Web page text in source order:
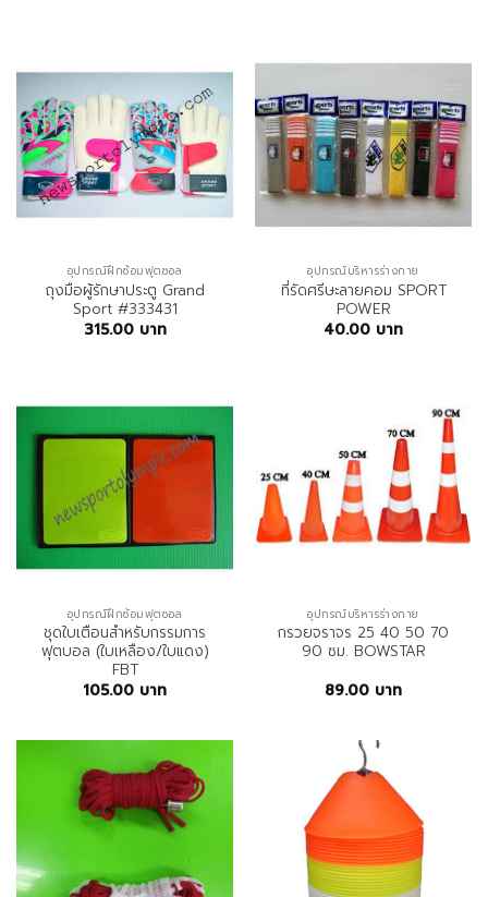
อุปกรณ์ฝึกซ้อมฟุตซอล
ถุงมือผู้รักษาประตู Grand
Sport #333431
315.00 บาท
อุปกรณ์บริหารร่างกาย
ที่รัดศรีษะลายคอม SPORT
POWER
40.00 บาท
อุปกรณ์ฝึกซ้อมฟุตซอล
ชุดใบเตือนสำหรับกรรมการ
ฟุตบอล (ใบเหลือง/ใบแดง)
FBT
105.00 บาท
อุปกรณ์บริหารร่างกาย
กรวยจราจร 25 40 50 70
90 ซม. BOWSTAR
89.00 บาท